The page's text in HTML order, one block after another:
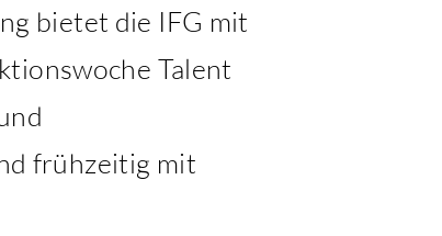
bietet die IFG mit
Talent
frühzeitig mit